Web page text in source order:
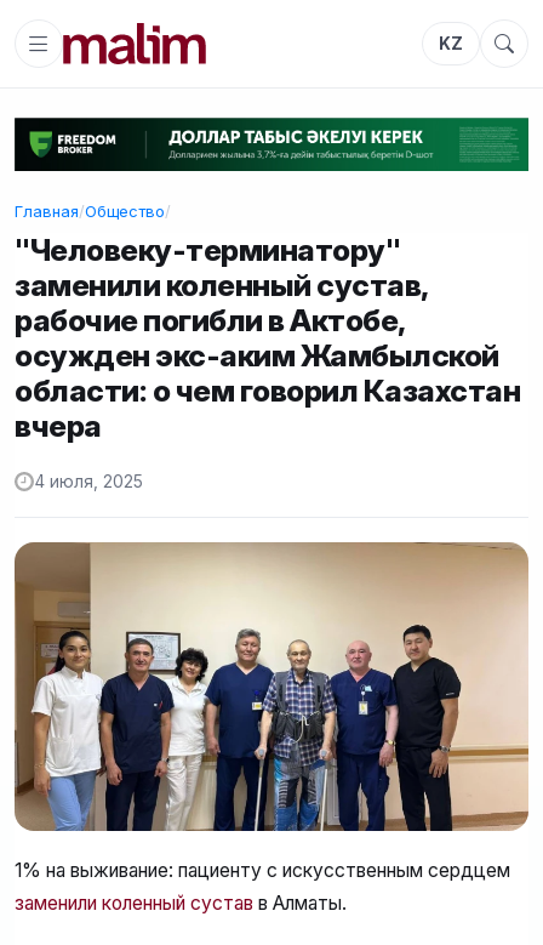
KZ
Главная/Общество/
"Человеку-терминатору"
заменили коленный сустав,
рабочие погибли в Актобе,
осужден экс-аким Жамбылской
области: о чем говорил Казахстан
вчера
4 июля, 2025
1% на выживание: пациенту с искусственным сердцем
заменили коленный сустав в Алматы.